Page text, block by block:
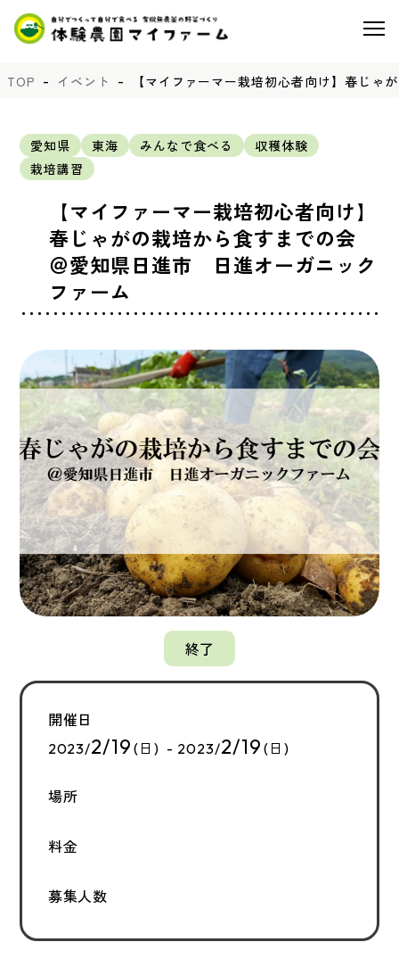
TOP イベント 【マイファーマー栽培初心者向け】春じ
愛知県 東海 みんなで食べる
収穫体験
栽培講習
【マイファーマー栽培初心者向け】
春じゃがの栽培から食すまでの会
＠愛知県日進市 日進オーガニック
ファーム
終了
開催日
2023/2/19 (日) - 2023/2/19 (日)
場所
料金
募集人数